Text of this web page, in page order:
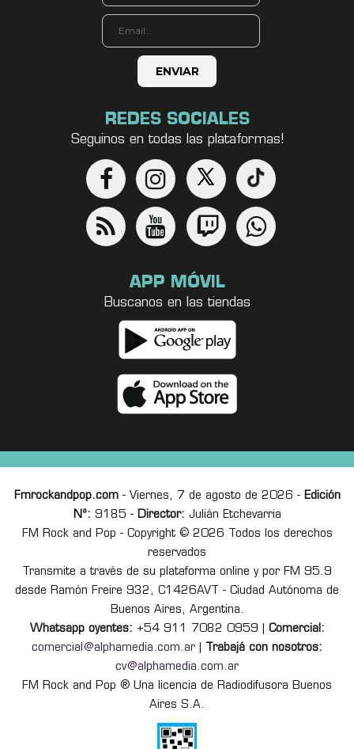
REDES SOCIALES
Seguinos en todas las plataformas!
APP MÓVIL
Buscanos en las tiendas
Fmrockandpop.com- Viernes, 7 de agosto de 2026 - Edición
Nº: 9185 - Director: Julián Etchevarria
FM Rock and Pop - Copyright © 2026 Todos los derechos
reservados
Transmite a través de su plataforma online y por FM 95.9
desde Ramón Freire 932, C1426AVT - Ciudad Autónoma de
Buenos Aires, Argentina.
Whatsapp oyentes: +54 911 7082 0959 | Comercial:
comercial@alphamedia.com.ar
Trabajá con nosotros:
cv@alphamedia.com.ar
FM Rock and Pop ® Una licencia de Radiodifusora Buenos
Aires S.A.